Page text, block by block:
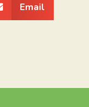
Email